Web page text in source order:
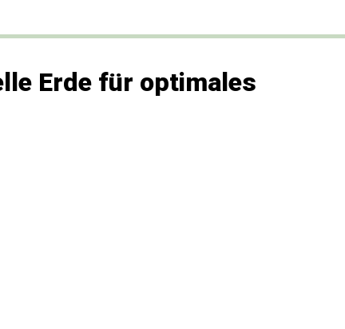
Erde für optimales